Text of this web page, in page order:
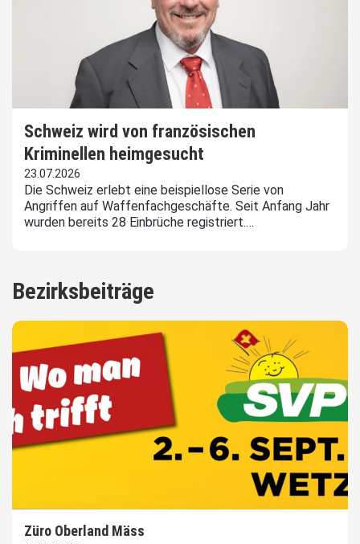
Schweiz wird von französischen
Kriminellen heimgesucht
23.07.2026
Die Schweiz erlebt eine beispiellose Serie von
Angriffen auf Waffenfachgeschäfte. Seit Anfang Jahr
wurden bereits 28 Einbrüche registriert.…
Bezirksbeiträge
Züro Oberland Mäss